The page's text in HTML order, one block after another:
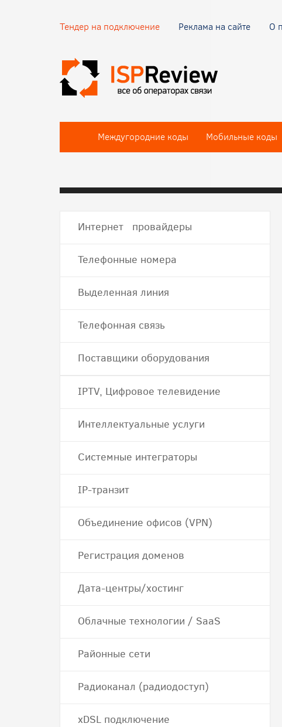
Тендер на подключение Реклама на сайте О
Междугородние коды Мобильные коды
Интернет провайдеры
Телефонные номера
Выделенная линия
Телефонная связь
Поставщики оборудования
IPTV, Цифровое телевидение
Интеллектуальные услуги
Системные интеграторы
IP-транзит
Объединение офисов (VPN)
Регистрация доменов
Дата-центры/хостинг
Облачные технологии / SaaS
Районные сети
Радиоканал (радиодоступ)
хDSL подключение